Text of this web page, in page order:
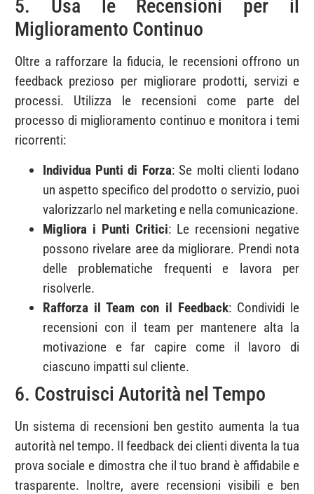
5. Usa le Recensioni per il
Miglioramento Continuo
Oltre a rafforzare la fiducia, le recensioni offrono un
feedback prezioso per migliorare prodotti, servizi e
processi. Utilizza le recensioni come parte del
processo di miglioramento continuo e monitora i temi
ricorrenti:
Individua Punti di Forza: Se molti clienti lodano
un aspetto specifico del prodotto o servizio, puoi
valorizzarlo nel marketing e nella comunicazione.
Migliora i Punti Critici: Le recensioni negative
possono rivelare aree da migliorare. Prendi nota
delle problematiche frequenti e lavora per
risolverle.
Rafforza il Team con il Feedback: Condividi le
recensioni con il team per mantenere alta la
motivazione e far capire come il lavoro di
ciascuno impatti sul cliente.
6. Costruisci Autorità nel Tempo
Un sistema di recensioni ben gestito aumenta la tua
autorità nel tempo. Il feedback dei clienti diventa la tua
prova sociale e dimostra che il tuo brand è affidabile e
trasparente. Inoltre, avere recensioni visibili e ben